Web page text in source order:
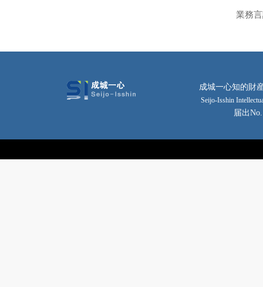
業務
成城一心知的財
Seijo-Isshin
届出